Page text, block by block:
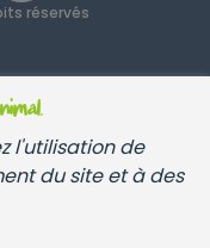
l'utilisation de
du site et à des
réservés